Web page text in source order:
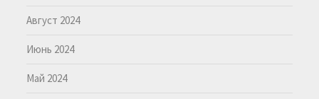
Август 2024
Июнь 2024
Май 2024